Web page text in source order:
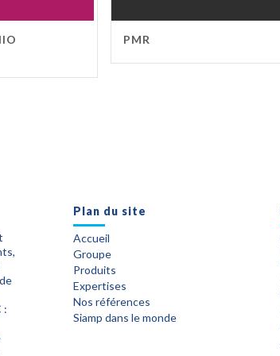
PMR
:
Plan du site
Accueil
Groupe
Produits
Expertises
Nos références
Siamp dans le monde